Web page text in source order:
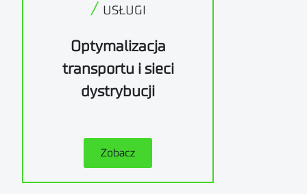
/ USŁUGI
Optymalizacja
transportu i sieci
dystrybucji
Zobacz